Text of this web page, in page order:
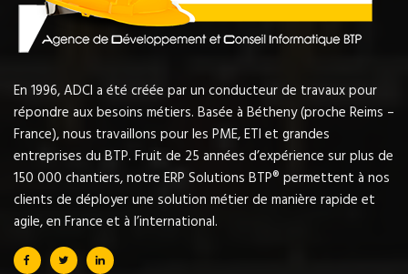
En 1996, ADCI a été créée par un conducteur de travaux pour
répondre aux besoins métiers. Basée à Bétheny (proche Reims –
France), nous travaillons pour les PME, ETI et grandes
entreprises du BTP. Fruit de 25 années d’expérience sur plus de
150 000 chantiers, notre ERP Solutions BTP® permettent à nos
clients de déployer une solution métier de manière rapide et
agile, en France et à l’international.